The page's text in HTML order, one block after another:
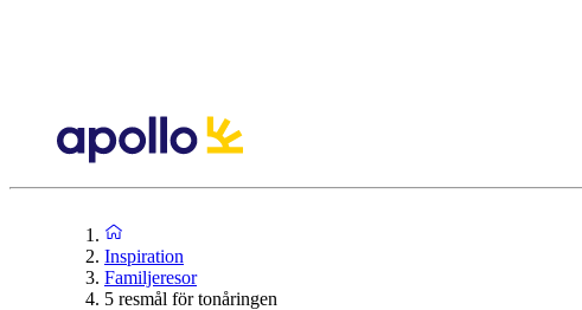
Inspiration
Familjeresor
5 resmål för tonåringen